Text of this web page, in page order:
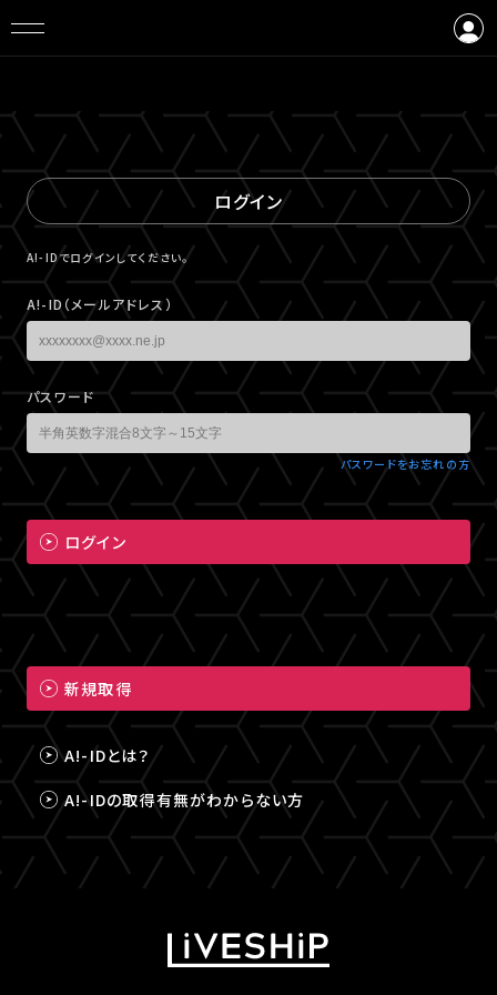
ログイン
A!-IDでログインしてください。
A!-ID（メールアドレス）
パスワード
パスワードをお忘れの方
ログイン
新規取得
A!-IDとは？
A!-IDの取得有無がわからない方